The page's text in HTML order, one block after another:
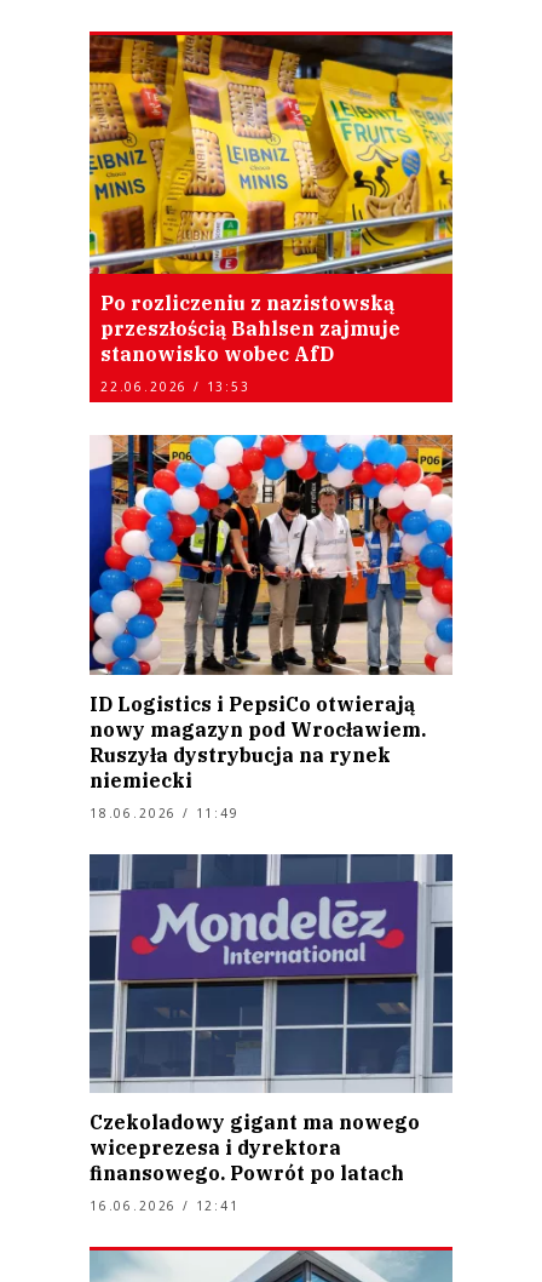
Po rozliczeniu z nazistowską
przeszłością Bahlsen zajmuje
stanowisko wobec AfD
22.06.2026 / 13:53
ID Logistics i PepsiCo otwierają
nowy magazyn pod Wrocławiem.
Ruszyła dystrybucja na rynek
niemiecki
18.06.2026 / 11:49
Czekoladowy gigant ma nowego
wiceprezesa i dyrektora
finansowego. Powrót po latach
16.06.2026 / 12:41